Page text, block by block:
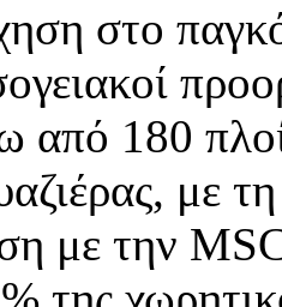
στο
από 180
με
με την